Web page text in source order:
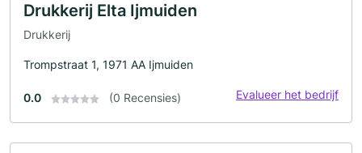
Drukkerij Elta Ijmuiden
Drukkerij
Trompstraat 1, 1971 AA Ijmuiden
0.0 (0 Recensies) Evalueer het bedrijf